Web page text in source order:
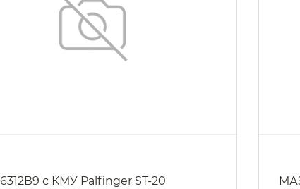
с КМУ Palfinger ST-20